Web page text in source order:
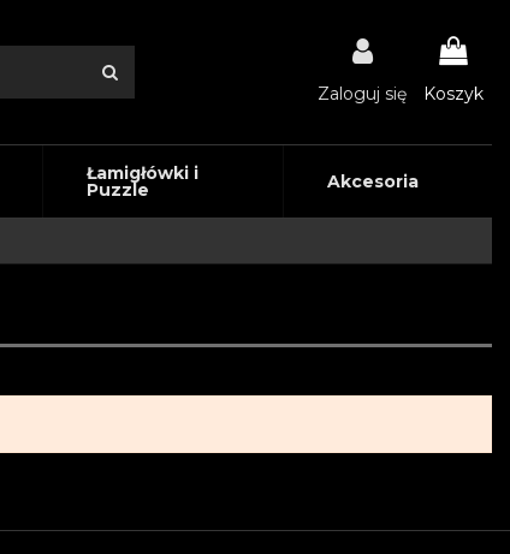
Zaloguj się Koszyk
Łamigłówki i
Puzzle Akcesoria